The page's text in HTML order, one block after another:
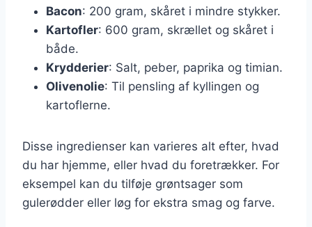
Bacon: 200 gram, skåret i mindre stykker.
Kartofler: 600 gram, skrællet og skåret i
både.
Krydderier: Salt, peber, paprika og timian.
Olivenolie: Til pensling af kyllingen og
kartoflerne.
Disse ingredienser kan varieres alt efter, hvad
du har hjemme, eller hvad du foretrækker. For
eksempel kan du tilføje grøntsager som
gulerødder eller løg for ekstra smag og farve.